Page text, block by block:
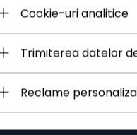
LUNGIME REGLABILĂ**:
Cookie-uri analitice
Trimiterea datelor
Reclame